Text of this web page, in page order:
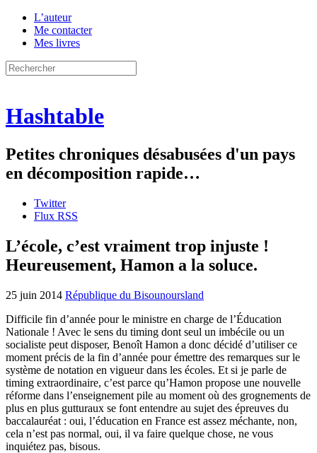
L’auteur
Me contacter
Mes livres
Hashtable
Petites chroniques désabusées d'un pays
en décomposition rapide…
Twitter
Flux RSS
L’école, c’est vraiment trop injuste !
Heureusement, Hamon a la soluce.
25 juin 2014 République du Bisounoursland
Difficile fin d’année pour le ministre en charge de l’Éducation
Nationale ! Avec le sens du timing dont seul un imbécile ou un
socialiste peut disposer, Benoît Hamon a donc décidé d’utiliser ce
moment précis de la fin d’année pour émettre des remarques sur le
système de notation en vigueur dans les écoles. Et si je parle de
timing extraordinaire, c’est parce qu’Hamon propose une nouvelle
réforme dans l’enseignement pile au moment où des grognements de
plus en plus gutturaux se font entendre au sujet des épreuves du
baccalauréat : oui, l’éducation en France est assez méchante, non,
cela n’est pas normal, oui, il va faire quelque chose, ne vous
inquiétez pas, bisous.